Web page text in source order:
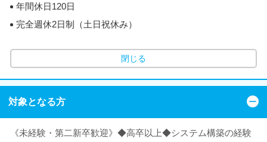
年間休日120日
完全週休2日制（土日祝休み）
閉じる
対象となる方
《未経験・第二新卒歓迎》◆高卒以上◆システム構築の経験